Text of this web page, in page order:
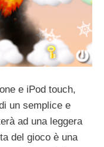
e iPod touch,
un semplice e
ad una leggera
del gioco è una